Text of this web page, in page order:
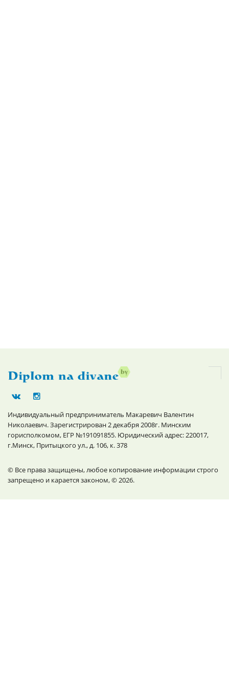
Индивидуальный предприниматель Макаревич Валентин
Николаевич. Зарегистрирован 2 декабря 2008г. Минским
горисполкомом, ЕГР №191091855. Юридический адрес: 220017,
г.Минск, Притыцкого ул., д. 106, к. 378
© Все права защищены, любое копирование информации строго
запрещено и карается законом, © 2026.